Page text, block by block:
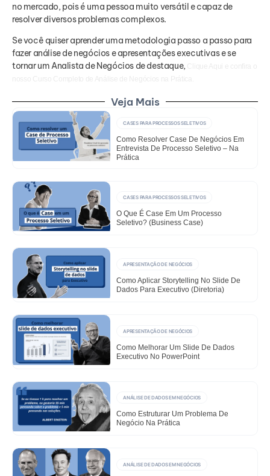
no mercado, pois é uma pessoa muito versátil e capaz de
resolver diversos problemas complexos.
Se você quiser aprender uma metodologia passo a passo para
fazer análise de negócios e apresentações executivas e se
tornar um Analista de Negócios de destaque,
Veja Mais
CASES PARA PROCESSOS SELETIVOS
Como Resolver Case De Negócios Em
Entrevista De Processo Seletivo – Na
Prática
CASES PARA PROCESSOS SELETIVOS
O Que É Case Em Um Processo
Seletivo? (Business Case)
APRESENTAÇÃO DE NEGÓCIOS
Como Aplicar Storytelling No Slide De
Dados Para Executivo (diretoria)
APRESENTAÇÃO DE NEGÓCIOS
Como Melhorar Um Slide De Dados
Executivo No PowerPoint
ANÁLISE DE DADOS EM NEGÓCIOS
Como Estruturar Um Problema De
Negócio Na Prática
ANÁLISE DE DADOS EM NEGÓCIOS